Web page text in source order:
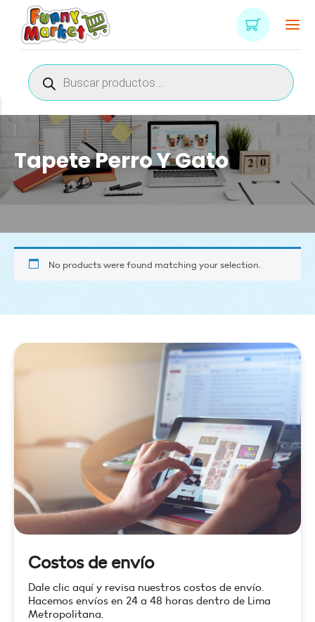
Búsqueda
de
productos
Tapete Perro Y Gato
No products were found matching your selection.
Costos de envío
Dale clic aquí y revisa nuestros costos de envío.
Hacemos envíos en 24 a 48 horas dentro de Lima
Metropolitana.